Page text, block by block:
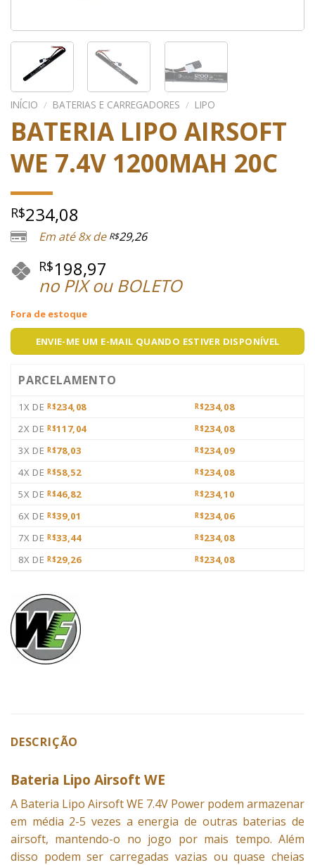
INÍCIO / BATERIAS E CARREGADORES / LIPO
BATERIA LIPO AIRSOFT
WE 7.4V 1200MAH 20C
R$234,08
Em até 8x de R$29,26
R$198,97
no PIX ou BOLETO
Fora de estoque
ENVIE-ME UM E-MAIL QUANDO ESTIVER DISPONÍVEL
PARCELAMENTO
1X DE R$234,08 R$234,08
2X DE R$117,04 R$234,08
3X DE R$78,03 R$234,09
4X DE R$58,52 R$234,08
5X DE R$46,82 R$234,10
6X DE R$39,01 R$234,06
7X DE R$33,44 R$234,08
8X DE R$29,26 R$234,08
DESCRIÇÃO
Bateria Lipo Airsoft WE
A Bateria Lipo Airsoft WE 7.4V Power podem armazenar
em média 2-5 vezes a energia de outras baterias de
airsoft, mantendo-o no jogo por mais tempo. Além
disso podem ser carregadas vazias ou quase cheias